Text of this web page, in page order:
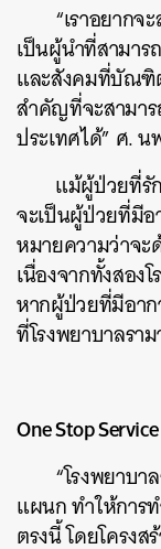
“เราอยาก
เป็นผู้นำที่สามา
และสังคมที่บัณฑิ
สำคัญที่จะสามาร
ประเทศได้” ศ.
แม้ผู้ป่วยที่รั
จะเป็นผู้ป่วยที่มี
หมายความว่าจะ
เนื่องจากทั้งสอง
หากผู้ป่วยที่มีอา
ที่โรงพยาบาลร
One Stop Service
“โรงพยาบ
แผนก ทำให้การ
ตรงนี้ โดยโครง